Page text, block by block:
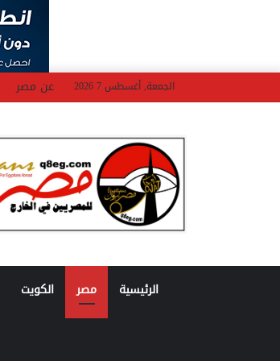
الجمعة, أغسطس 7 2026 عن مصر
الرئيسية مصر الكويت